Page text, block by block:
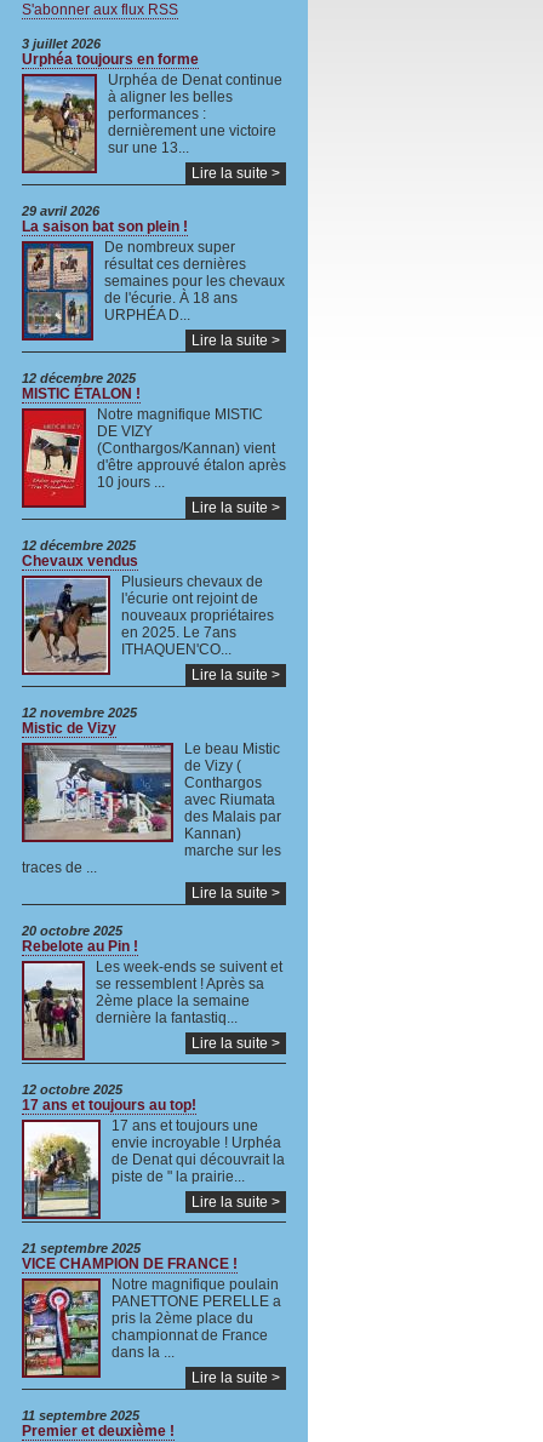
S'abonner aux flux RSS
3 juillet 2026
Urphéa toujours en forme
Urphéa de Denat continue
à aligner les belles
performances :
dernièrement une victoire
sur une 13...
Lire la suite >
29 avril 2026
La saison bat son plein !
De nombreux super
résultat ces dernières
semaines pour les chevaux
de l'écurie. À 18 ans
URPHÉA D...
Lire la suite >
12 décembre 2025
MISTIC ÉTALON !
Notre magnifique MISTIC
DE VIZY
(Conthargos/Kannan) vient
d'être approuvé étalon après
10 jours ...
Lire la suite >
12 décembre 2025
Chevaux vendus
Plusieurs chevaux de
l'écurie ont rejoint de
nouveaux propriétaires
en 2025. Le 7ans
ITHAQUEN'CO...
Lire la suite >
12 novembre 2025
Mistic de Vizy
Le beau Mistic
de Vizy (
Conthargos
avec Riumata
des Malais par
Kannan)
marche sur les
traces de ...
Lire la suite >
20 octobre 2025
Rebelote au Pin !
Les week-ends se suivent et
se ressemblent ! Après sa
2ème place la semaine
dernière la fantastiq...
Lire la suite >
12 octobre 2025
17 ans et toujours au top!
17 ans et toujours une
envie incroyable ! Urphéa
de Denat qui découvrait la
piste de " la prairie...
Lire la suite >
21 septembre 2025
VICE CHAMPION DE FRANCE !
Notre magnifique poulain
PANETTONE PERELLE a
pris la 2ème place du
championnat de France
dans la ...
Lire la suite >
11 septembre 2025
Premier et deuxième !